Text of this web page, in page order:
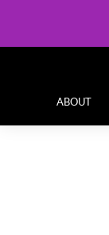
ABOUT